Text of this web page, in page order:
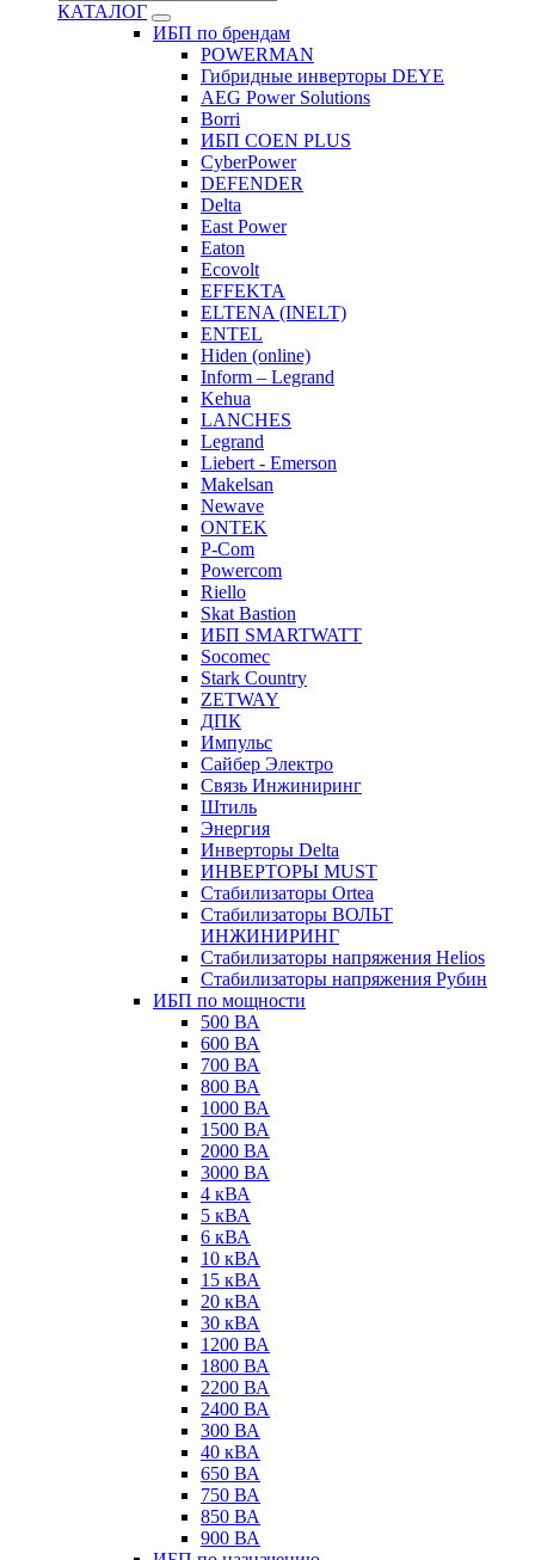
КАТАЛОГ
ИБП по брендам
POWERMAN
Гибридные инверторы DEYE
AEG Power Solutions
Borri
ИБП COEN PLUS
CyberPower
DEFENDER
Delta
East Power
Eaton
Ecovolt
EFFEKTA
ELTENA (INELT)
ENTEL
Hiden (online)
Inform – Legrand
Kehua
LANCHES
Legrand
Liebert - Emerson
Makelsan
Newave
ONTEK
P-Com
Powercom
Riello
Skat Bastion
ИБП SMARTWATT
Socomec
Stark Country
ZETWAY
ДПК
Импульс
Сайбер Электро
Связь Инжиниринг
Штиль
Энергия
Инверторы Delta
ИНВЕРТОРЫ MUST
Стабилизаторы Ortea
Стабилизаторы ВОЛЬТ
ИНЖИНИРИНГ
Стабилизаторы напряжения Helios
Стабилизаторы напряжения Рубин
ИБП по мощности
500 ВА
600 ВА
700 ВА
800 ВА
1000 ВА
1500 ВА
2000 ВА
3000 ВА
4 кВА
5 кВА
6 кВА
10 кВА
15 кВА
20 кВА
30 кВА
1200 ВА
1800 ВА
2200 ВА
2400 ВА
300 ВА
40 кВА
650 ВА
750 ВА
850 ВА
900 ВА